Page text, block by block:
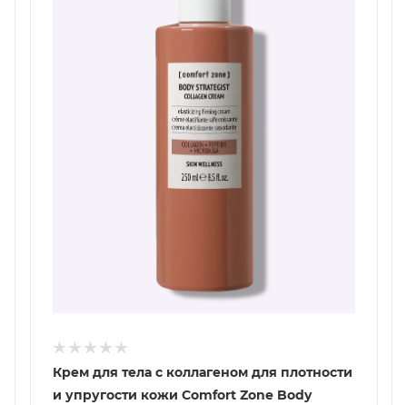
Крем для тела с коллагеном для плотности
и упругости кожи Comfort Zone Body